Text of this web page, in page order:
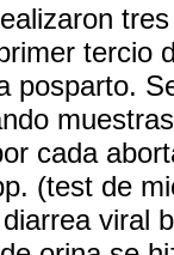
tercio
posparto.
cada
(test de
viral